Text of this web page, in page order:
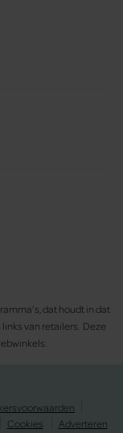
dat houdt in dat
van retailers. Deze
Cookies Adverteren